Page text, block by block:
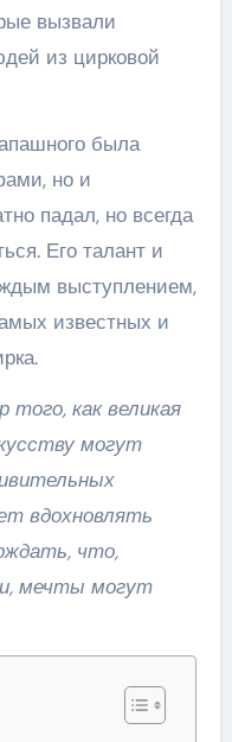
вызвали
из цирковой
была
но и
падал, но всегда
Его талант и
выступлением,
известных и
как великая
могут
вдохновлять
что,
мечты могут